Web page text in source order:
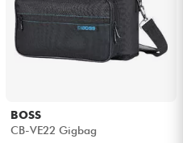
BOSS
CB-VE22 Gigbag